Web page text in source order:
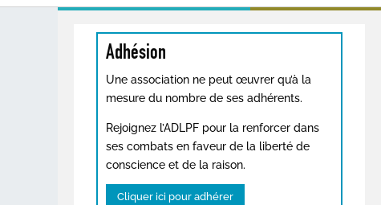
Adhésion
Une association ne peut œuvrer qu’à la
mesure du nombre de ses adhérents.
Rejoignez l’ADLPF pour la renforcer dans
ses combats en faveur de la liberté de
conscience et de la raison.
Cliquer ici pour adhérer